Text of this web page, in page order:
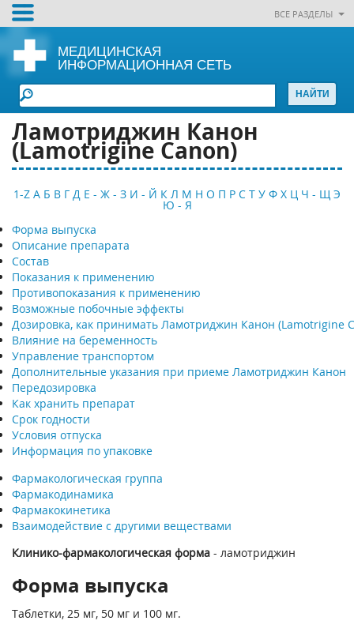
ВСЕ РАЗДЕЛЫ
МЕДИЦИНСКАЯ
ИНФОРМАЦИОННАЯ СЕТЬ
Ламотриджин Канон
(Lamotrigine Canon)
1-Z А Б В Г Д Е - Ж - З И - Й К Л М Н О П Р С Т У Ф Х Ц Ч - Щ Э
Ю - Я
Форма выпуска
Описание препарата
Состав
Показания к применению
Противопоказания к применению
Возможные побочные эффекты
Дозировка, как принимать Ламотриджин Канон (Lamotrigine
Влияние на беременность
Управление транспортом
Дополнительные указания при приеме Ламотриджин Канон
Передозировка
Как хранить препарат
Срок годности
Условия отпуска
Информация по упаковке
Фармакологическая группа
Фармакодинамика
Фармакокинетика
Взаимодействие с другими веществами
Клинико-фармакологическая форма - ламотриджин
Форма выпуска
Таблетки, 25 мг, 50 мг и 100 мг.